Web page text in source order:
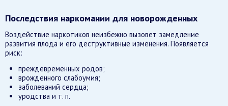
Последствия наркомании для новорожденных
Воздействие наркотиков неизбежно вызовет замедление
развития плода и его деструктивные изменения. Появляется
риск:
преждевременных родов;
врожденного слабоумия;
заболеваний сердца;
уродства и т. п.